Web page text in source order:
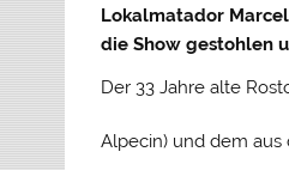
Lokalmatador
die Show gestohlen
Der 33 Jahre alte
Alpecin) und dem